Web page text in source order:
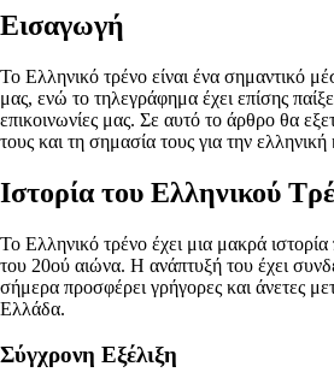
Εισαγωγή
Το Ελληνικό τρένο είναι ένα σημαντικό
μας, ενώ το τηλεγράφημα έχει επίσης
επικοινωνίες μας. Σε αυτό το άρθρο θα
τους και τη σημασία τους για την ελληνική
Ιστορία του Ελληνικού
Το Ελληνικό τρένο έχει μια μακρά ιστορία
του 20ού αιώνα. Η ανάπτυξή του έχει
σήμερα προσφέρει γρήγορες και άνετες
Ελλάδα.
Σύγχρονη Εξέλιξη